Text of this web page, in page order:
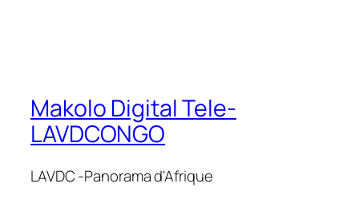
Makolo Digital Tele-
LAVDCONGO
LAVDC -Panorama d'Afrique